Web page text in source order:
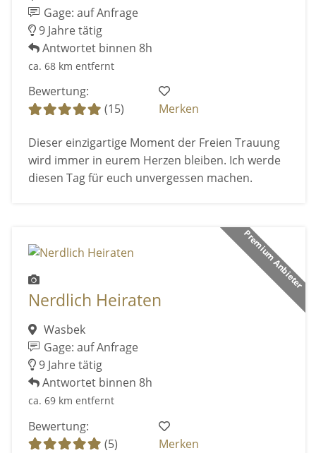
Gage: auf Anfrage
9 Jahre tätig
Antwortet binnen 8h
ca. 68 km entfernt
Bewertung:
(15)
Merken
Dieser einzigartige Moment der Freien Trauung
wird immer in eurem Herzen bleiben. Ich werde
diesen Tag für euch unvergessen machen.
Premium Anbieter
Nerdlich Heiraten
Wasbek
Gage: auf Anfrage
9 Jahre tätig
Antwortet binnen 8h
ca. 69 km entfernt
Bewertung:
(5)
Merken